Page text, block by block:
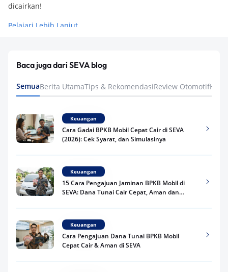
dicairkan!
Pelajari Lebih Lanjut
Baca juga dari SEVA blog
SemuaBerita UtamaTips & RekomendasiReview Otomotif
Keuangan
Cara Gadai BPKB Mobil Cepat Cair di SEVA
(2026): Cek Syarat, dan Simulasinya
Keuangan
15 Cara Pengajuan Jaminan BPKB Mobil di
SEVA: Dana Tunai Cair Cepat, Aman dan
Keuangan
Cara Pengajuan Dana Tunai BPKB Mobil
Cepat Cair & Aman di SEVA